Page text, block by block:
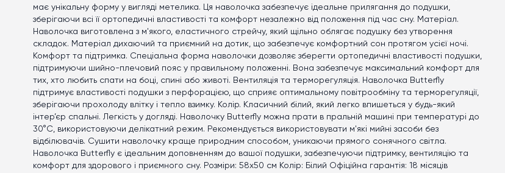
має унікальну форму у вигляді метелика. Ця наволочка забезпечує ідеальне прилягання до подушки,
зберігаючи всі її ортопедичні властивості та комфорт незалежно від положення під час сну. Матеріал.
Наволочка виготовлена з м'якого, еластичного стрейчу, який щільно облягає подушку без утворення
складок. Матеріал дихаючий та приємний на дотик, що забезпечує комфортний сон протягом усієї ночі.
Комфорт та підтримка. Спеціальна форма наволочки дозволяє зберегти ортопедичні властивості подушки,
підтримуючи шийно-плечовий пояс у правильному положенні. Вона забезпечує максимальний комфорт для
тих, хто любить спати на боці, спині або животі. Вентиляція та терморегуляція. Наволочка Butterfly
підтримує властивості подушки з перфорацією, що сприяє оптимальному повітрообміну та терморегуляції,
зберігаючи прохолоду влітку і тепло взимку. Колір. Класичний білий, який легко впишеться у будь-який
інтер’єр спальні. Легкість у догляді. Наволочку Butterfly можна прати в пральній машині при температурі до
30°C, використовуючи делікатний режим. Рекомендується використовувати м'які мийні засоби без
відбілювачів. Сушити наволочку краще природним способом, уникаючи прямого сонячного світла.
Наволочка Butterfly є ідеальним доповненням до вашої подушки, забезпечуючи підтримку, вентиляцію та
комфорт для здорового і приємного сну. Розміри: 58x50 см Колір: Білий Офіційна гарантія: 18 місяців